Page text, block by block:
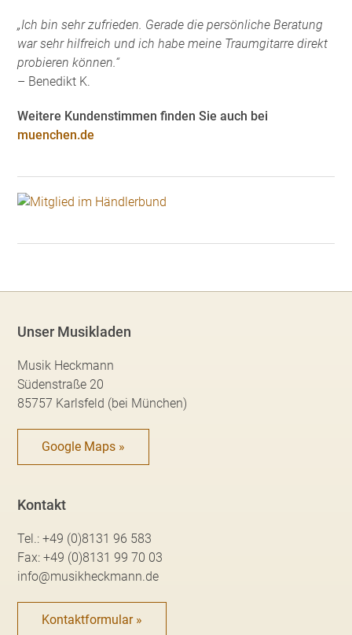
„Ich bin sehr zufrieden. Gerade die persönliche Beratung
war sehr hilfreich und ich habe meine Traumgitarre direkt
probieren können.“
– Benedikt K.
Weitere Kundenstimmen finden Sie auch bei
muenchen.de
Unser Musikladen
Musik Heckmann
Südenstraße 20
85757 Karlsfeld (bei München)
Google Maps »
Kontakt
Tel.:+49 (0)8131 96 583
Fax:+49 (0)8131 99 70 03
info@musikheckmann.de
Kontaktformular »